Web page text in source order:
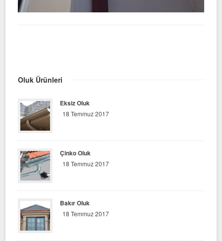
Oluk Ürünleri
Eksiz Oluk
18 Temmuz 2017
Çinko Oluk
18 Temmuz 2017
Bakır Oluk
18 Temmuz 2017